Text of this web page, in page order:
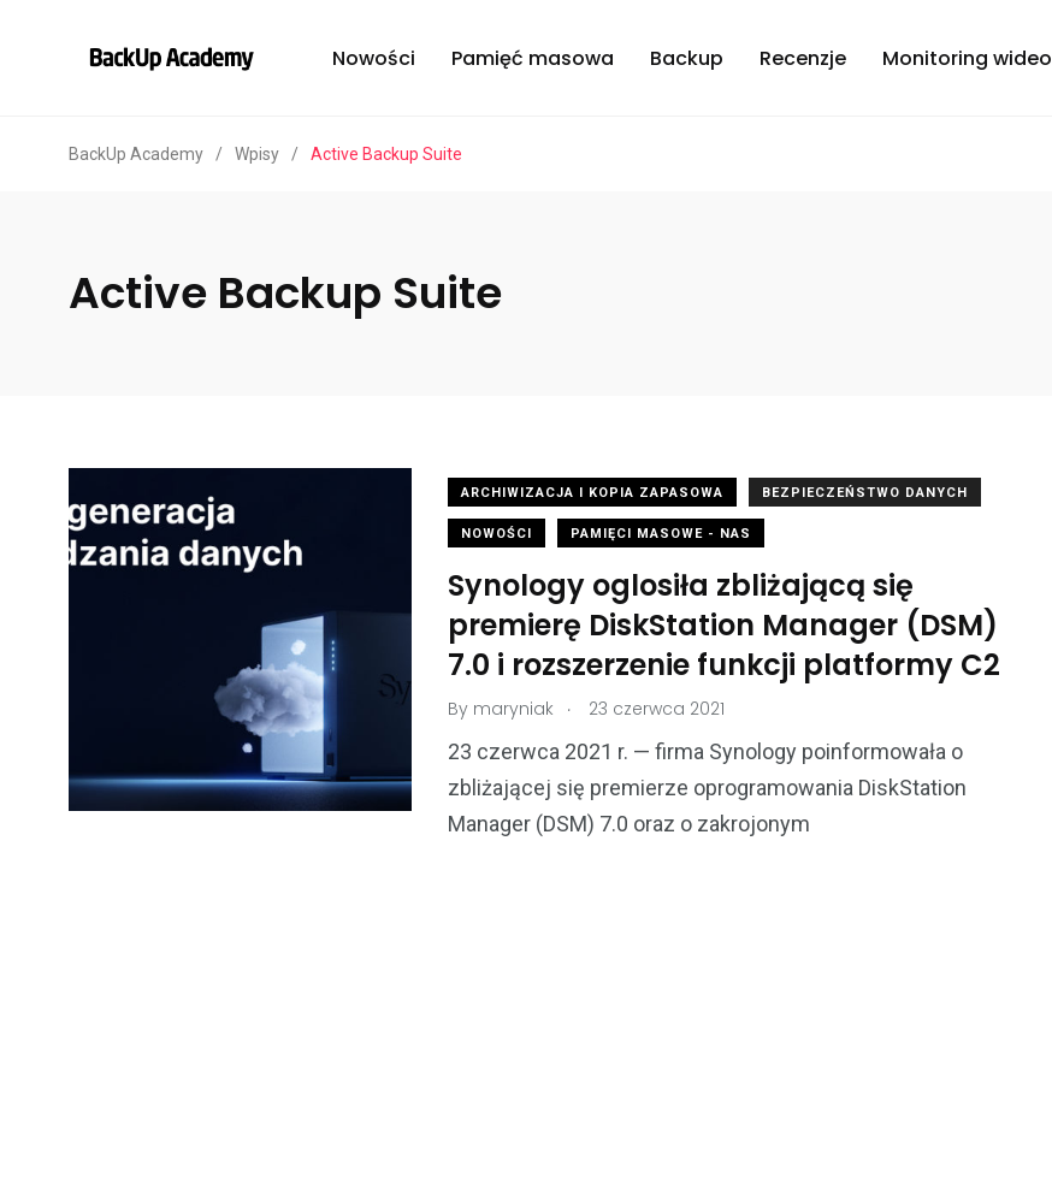
Nowości Pamięć masowa Backup Recenzje Monitoring wideo
BackUp Academy / Wpisy / Active Backup Suite
Active Backup Suite
ARCHIWIZACJA I KOPIA ZAPASOWA BEZPIECZEŃSTWO DANYCH
NOWOŚCI PAMIĘCI MASOWE - NAS
Synology oglosiła zbliżającą się
premierę DiskStation Manager (DSM)
7.0 i rozszerzenie funkcji platformy C2
By maryniak . 23 czerwca 2021
23 czerwca 2021 r. — firma Synology poinformowała o
zbliżającej się premierze oprogramowania DiskStation
Manager (DSM) 7.0 oraz o zakrojonym